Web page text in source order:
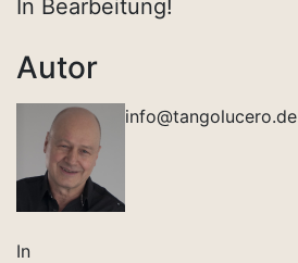
In Bearbeitung!
Autor
info@tangolucero.de
In